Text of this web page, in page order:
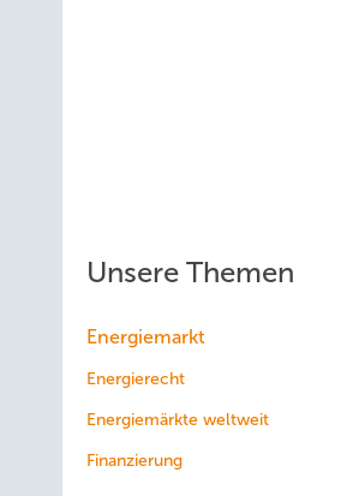
Unsere Themen
Energiemarkt
Energierecht
Energiemärkte weltweit
Finanzierung